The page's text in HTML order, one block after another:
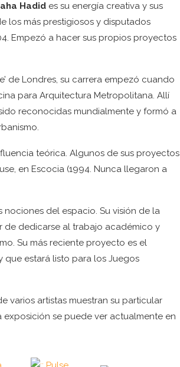
Hadid es su energía creativa y sus
los más prestigiosos y disputados
Empezó a hacer sus propios proyectos
de Londres, su carrera empezó cuando
para Arquitectura Metropolitana. Allí
reconocidas mundialmente y formó a
teórica. Algunos de sus proyectos
en Escocia (1994. Nunca llegaron a
del espacio. Su visión de la
de dedicarse al trabajo académico y
Su más reciente proyecto es el
que estará listo para los Juegos
varios artistas muestran su particular
se puede ver actualmente en